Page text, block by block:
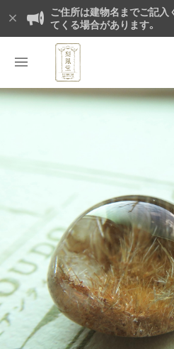
ご住所は建物名までご記入
てくる場合があります。